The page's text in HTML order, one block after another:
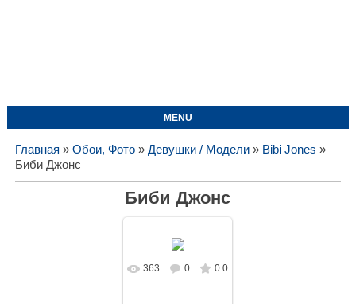
MENU
Главная » Обои, Фото» Девушки / Модели» Bibi Jones »
Биби Джонс
Биби Джонс
В реальном
363 0 0.0